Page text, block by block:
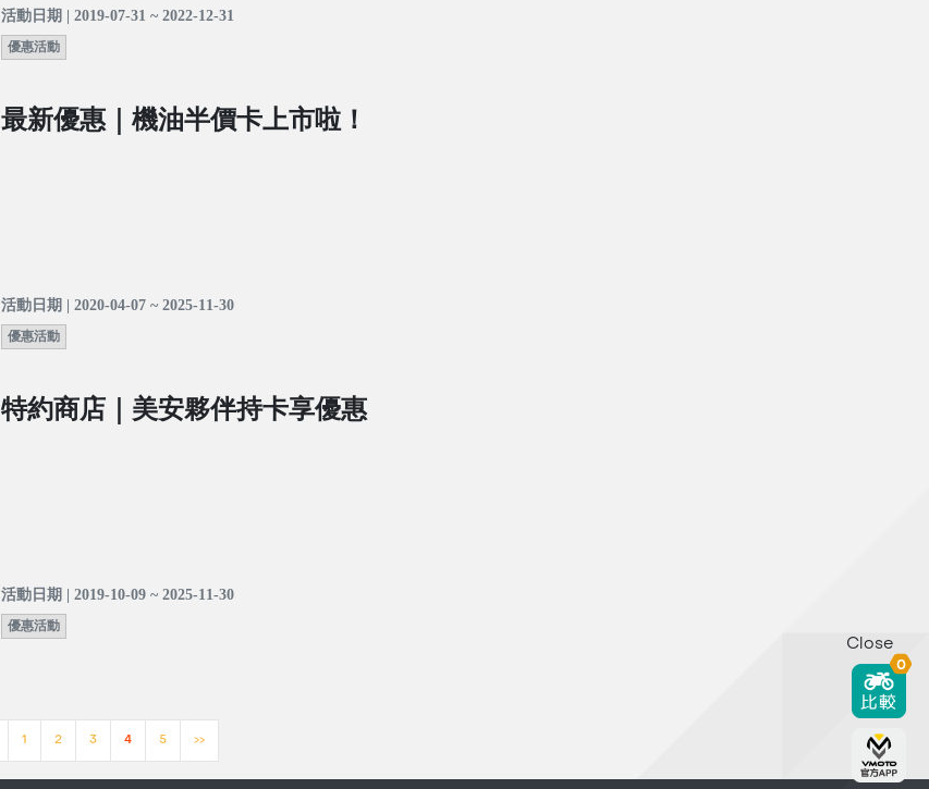
活動日期 | 2019-07-31 ~ 2022-12-31
優惠活動
最新優惠｜機油半價卡上市啦！
活動日期 | 2020-04-07 ~ 2025-11-30
優惠活動
特約商店｜美安夥伴持卡享優惠
活動日期 | 2019-10-09 ~ 2025-11-30
優惠活動
1 2 3 4 5 >>
Close
0